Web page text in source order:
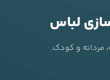
لباس
مردانه و کودک.